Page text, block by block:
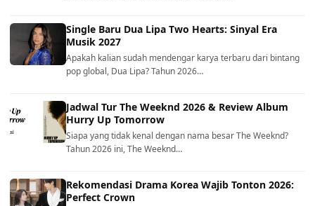
Single Baru Dua Lipa Two Hearts: Sinyal Era
Musik 2027
Apakah kalian sudah mendengar karya terbaru dari bintang
pop global, Dua Lipa? Tahun 2026…
Jadwal Tur The Weeknd 2026 & Review Album
Hurry Up Tomorrow
Siapa yang tidak kenal dengan nama besar The Weeknd?
Tahun 2026 ini, The Weeknd…
Rekomendasi Drama Korea Wajib Tonton 2026:
Perfect Crown